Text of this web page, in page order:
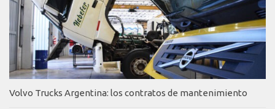
Volvo Trucks Argentina: los contratos de mantenimiento